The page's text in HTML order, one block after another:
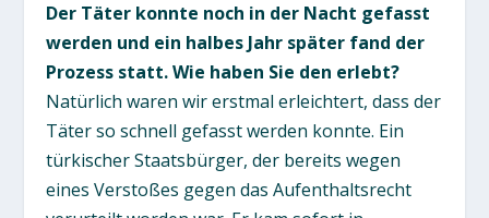
Der Täter konnte noch in der Nacht gefasst
werden und ein halbes Jahr später fand der
Prozess statt. Wie haben Sie den erlebt?
Natürlich waren wir erstmal erleichtert, dass der
Täter so schnell gefasst werden konnte. Ein
türkischer Staatsbürger, der bereits wegen
eines Verstoßes gegen das Aufenthaltsrecht